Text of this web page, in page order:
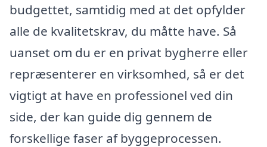
budgettet, samtidig med at det opfylder
alle de kvalitetskrav, du måtte have. Så
uanset om du er en privat bygherre eller
repræsenterer en virksomhed, så er det
vigtigt at have en professionel ved din
side, der kan guide dig gennem de
forskellige faser af byggeprocessen.